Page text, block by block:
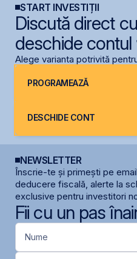
START INVESTIȚII
Discută direct
deschide contul
Alege varianta potrivită
PROGRAMEAZĂ
DESCHIDE CONT
NEWSLETTER
Înscrie-te și primești pe
deducere fiscală, alerte la
exclusive pentru investitori
Fii cu un pas
Nume